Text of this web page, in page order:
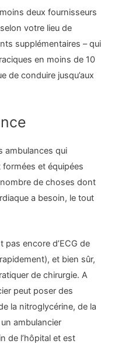
deux fournisseurs
votre lieu de
supplémentaires – qui
en moins de 10
de conduire jusqu’aux
ambulances qui
et équipées
de choses dont
a besoin, le tout
encore d’ECG de
et bien sûr,
de chirurgie. A
peut poser des
la nitroglycérine, de la
ambulancier
de l’hôpital et est